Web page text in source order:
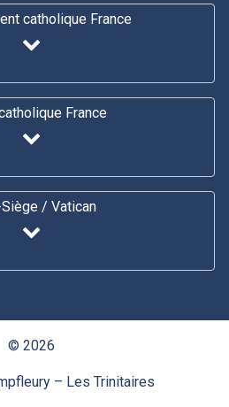
catholique France
France
/ Vatican
© 2026
– Les Trinitaires